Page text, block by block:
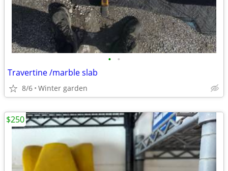
• •
Travertine /marble slab
8/6 Winter garden
$250